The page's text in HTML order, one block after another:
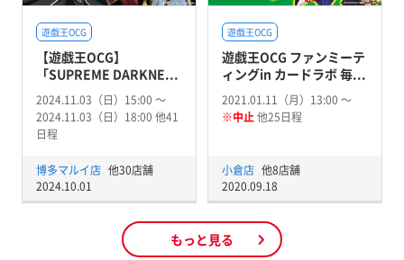
遊戯王OCG
【遊戯王OCG】
「SUPREME DARKNE...
2024.11.03（日）15:00 〜
2024.11.03（日）18:00 他41
日程
博多マルイ店 他30店舗
2024.10.01
遊戯王OCG
遊戯王OCG ファンミーテ
ィングin カードラボ 毎...
2021.01.11（月）13:00 〜
※中止他25日程
小倉店 他8店舗
2020.09.18
もっと見る